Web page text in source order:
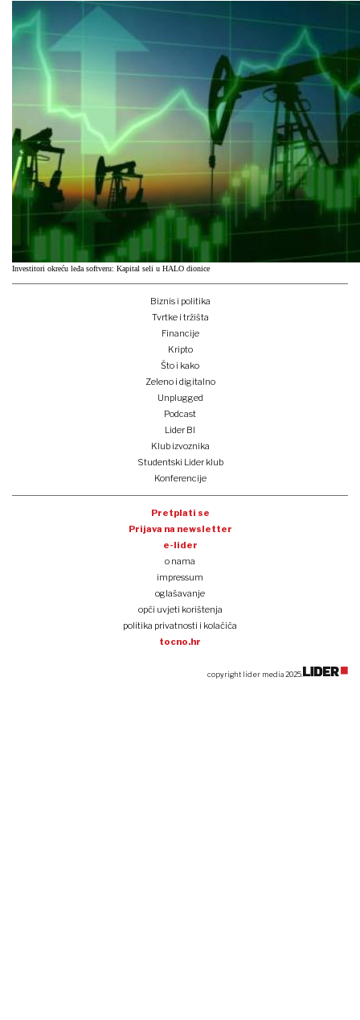
Investitori okreću leđa softveru: Kapital seli u HALO dionice
Biznis i politika
Tvrtke i tržišta
Financije
Kripto
Što i kako
Zeleno i digitalno
Unplugged
Podcast
Lider BI
Klub izvoznika
Studentski Lider klub
Konferencije
Pretplati se
Prijava na newsletter
e-lider
o nama
impressum
oglašavanje
opći uvjeti korištenja
politika privatnosti i kolačića
tocno.hr
copyright lider media 2025.